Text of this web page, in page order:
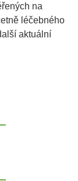
na
léčebného
aktuální